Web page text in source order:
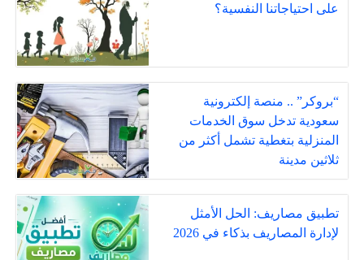
على احتياجاتنا النفسية؟
“بروكر” .. منصة إلكترونية
سعودية تدخل سوق الخدمات
المنزلية بتغطية تشمل أكثر من
ثلاثين مدينة
تطبيق مصاريف: الحل الأمثل
لإدارة المصاريف بذكاء في 2026